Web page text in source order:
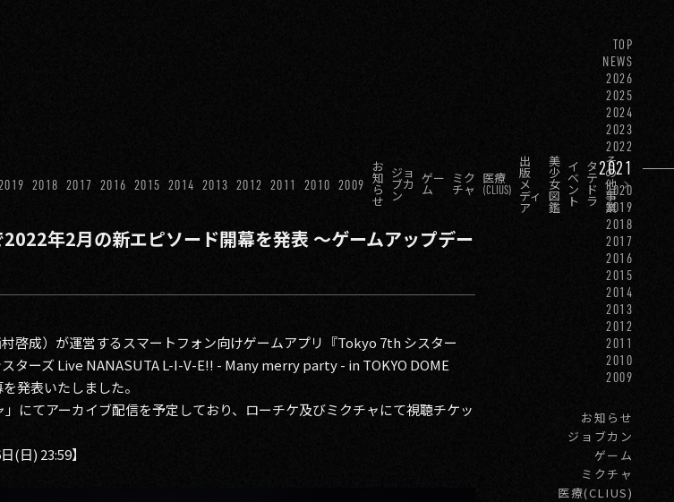
TOP
NEWS
2026
2025
2024
2023
2022
2021
2020
2019
2018
2017
2016
2015
2014
2013
2012
2011
2010
2009
お知らせ
ジョブカン
ゲーム
ミクチャ
医療(CLIUS)
2018 2017 2016 2015 2014 2013 2012 2011 2010 2009
お
知
ら
せ
ジョ
ブカ
ン
ゲー
ム
ミク
チャ
医療
(CLIUS)
出
版
メ
ディ
ア
美
少
女
図
鑑
イ
ベ
ン
ト
タ
テ
ド
ラ
そ
の
他
事
業
年2月の新エピソード開幕を発表 〜ゲームアップデー
啓成）が運営するスマートフォン向けゲームアプリ『Tokyo 7th シスター
ターズ Live NANASUTA L-I-V-E!! - Many merry party - in TOKYO DOME
発表いたしました。
にてアーカイブ配信を予定しており、ローチケ及びミクチャにて視聴チケッ
(日) 23:59】